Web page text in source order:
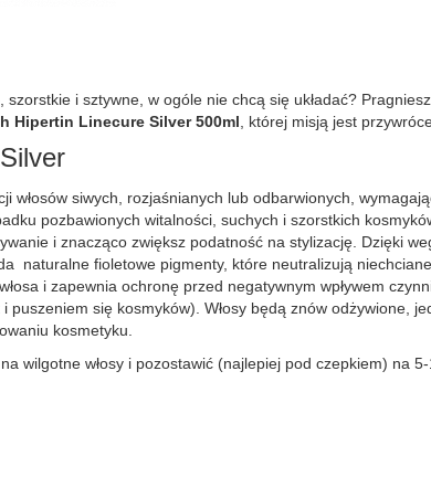
i sztywne, w ogóle nie chcą się układać?
Hipertin Linecure Silver 500ml , której misją jest
siwych, rozjaśnianych lub odbarwionych,
pozbawionych witalności, suchych i szorstkich
i znacząco zwiększ podatność na stylizację. Dzięki
naturalne fioletowe pigmenty, które neutralizują
i zapewnia ochronę przed negatywnym wpływem
się kosmyków). Włosy będą znów odżywione,
kosmetyku.
wilgotne włosy i pozostawić (najlepiej pod czepkiem) na